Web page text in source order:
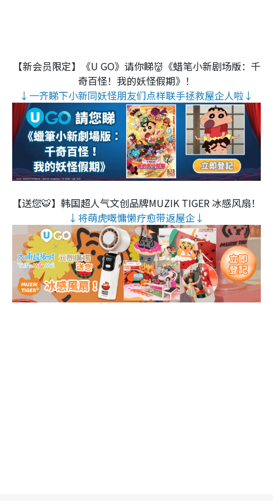
【新会员限定】《U GO》请你睇👹《蜡笔小新剧场版：千
奇百怪！我的妖怪假期》！
↓一齐睇下小新同妖怪朋友们点样联手拯救屋企人啦↓
【送您🐯】韩国超人气文创品牌MUZIK TIGER 冰感风扇！
↓将萌虎嘅慵懒疗愈带返屋企↓